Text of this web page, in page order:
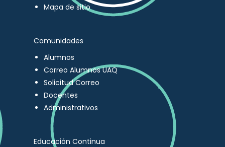
Mapa de sitio
Comunidades
Alumnos
Correo Alumnos UAQ
Solicitud Correo
Docentes
Administrativos
Educación Continua